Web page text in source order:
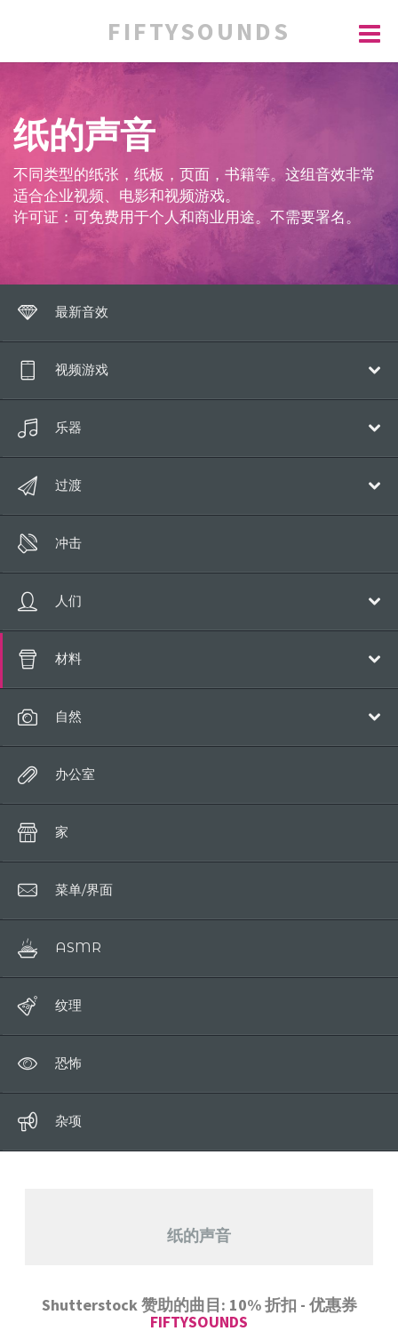
FIFTYSOUNDS
纸的声音
不同类型的纸张，纸板，页面，书籍等。这组音效非常
适合企业视频、电影和视频游戏。
许可证：可免费用于个人和商业用途。不需要署名。
最新音效
视频游戏
魔法
漫画
语音
泡沫
胜利
乐器
钢琴
吉他
音乐弦乐
过渡
立管
运动
回旋镖
冲击
人们
呼吸
咳嗽
吻
单词
咀嚼
哇
嘴
材料
纸
金属
塑料
自然
水
动物
办公室
家
菜单/界面
ASMR
纹理
恐怖
杂项
纸的声音
Shutterstock 赞助的曲目: 10% 折扣 - 优惠券
FIFTYSOUNDS